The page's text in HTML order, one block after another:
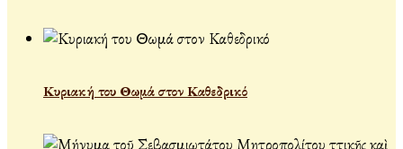
Κυριακή του Θωμά στον Καθεδρικό